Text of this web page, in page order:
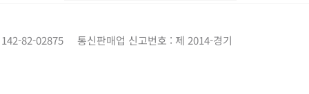
82-02875 통신판매업 신고번호 : 제 2014-경기